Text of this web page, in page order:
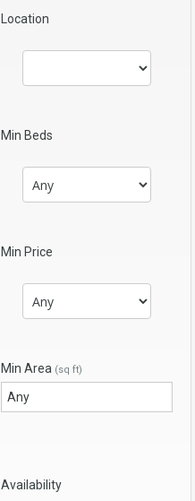
Location
Min Beds
Min Price
Min Area (sq ft)
Availability